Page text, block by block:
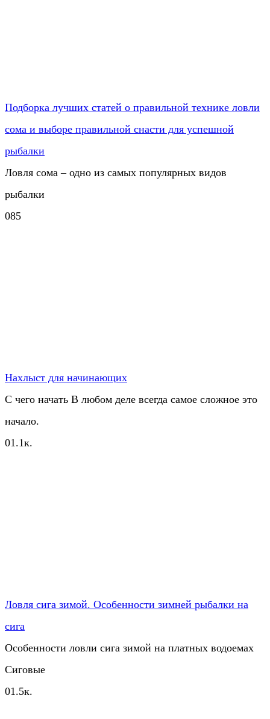
Подборка лучших статей о правильной технике ловли
сома и выборе правильной снасти для успешной
рыбалки
Ловля сома – одно из самых популярных видов
рыбалки
085
Нахлыст для начинающих
С чего начать В любом деле всегда самое сложное это
начало.
01.1к.
Ловля сига зимой. Особенности зимней рыбалки на
сига
Особенности ловли сига зимой на платных водоемах
Сиговые
01.5к.